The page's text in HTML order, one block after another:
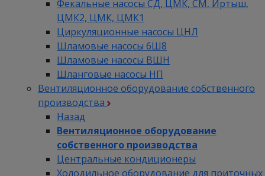
Фекальные насосы СД, ЦМК, СМ, Иртыш,
ЦМК2, ЦМК, ЦМК1
Циркуляционные насосы ЦНЛ
Шламовые насосы 6Ш8
Шламовые насосы ВШН
Шланговые насосы НП
Вентиляционное оборудование собственного
производства
Назад
Вентиляционное оборудование
собственного производства
Центральные кондиционеры
Холодильное оборудование для приточных